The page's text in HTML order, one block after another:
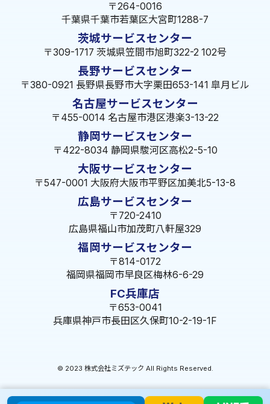
〒264-0016
千葉県千葉市若葉区大宮町1288-7
茨城サービスセンター
〒309-1717 茨城県笠間市旭町322-2 102号
長野サービスセンター
〒380-0921 長野県長野市大字栗田653-141 皐月ビル
名古屋サービスセンター
〒455-0014 名古屋市港区港楽3-13-22
静岡サービスセンター
〒422-8034 静岡県駿河区高松2-5-10
大阪サービスセンター
〒547-0001 大阪府大阪市平野区加美北5-13-8
広島サービスセンター
〒720-2410
広島県福山市加茂町八軒屋329
福岡サービスセンター
〒814-0172
福岡県福岡市早良区梅林6-6-29
FC兵庫店
〒653-0041
兵庫県神戸市長田区久保町10-2-19-1F
© 2023 株式会社ミズテック All Rights Reserved.